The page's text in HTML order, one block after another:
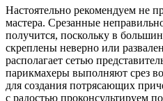
Настоятельно рекомендуем не
мастера. Срезанные
получится, поскольку в
скреплены неверно или
располагает сетью
парикмахеры выполняют срез
для создания потрясающих
с радостью проконсультируем